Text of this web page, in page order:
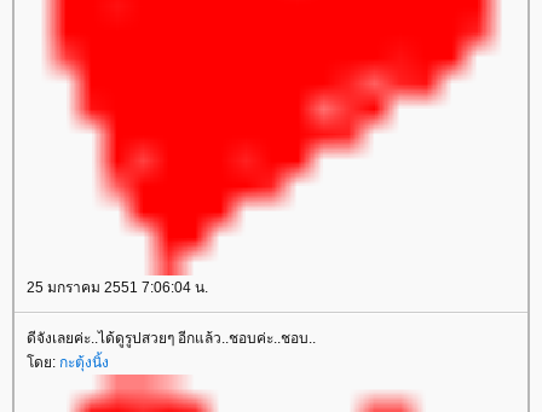
25 มกราคม 2551 7:06:04 น.
ดีจังเลยค่ะ..ได้ดูรูปสวยๆ อีกแล้ว..ชอบค่ะ..ชอบ..
ดย: กะตุ้งนิ้ง